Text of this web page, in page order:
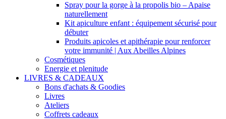
Spray pour la gorge à la propolis bio – Apaise
naturellement
Kit apiculture enfant : équipement sécurisé pour
débuter
Produits apicoles et apithérapie pour renforcer
votre immunité | Aux Abeilles Alpines
Cosmétiques
Energie et plenitude
LIVRES & CADEAUX
Bons d'achats & Goodies
Livres
Ateliers
Coffrets cadeaux